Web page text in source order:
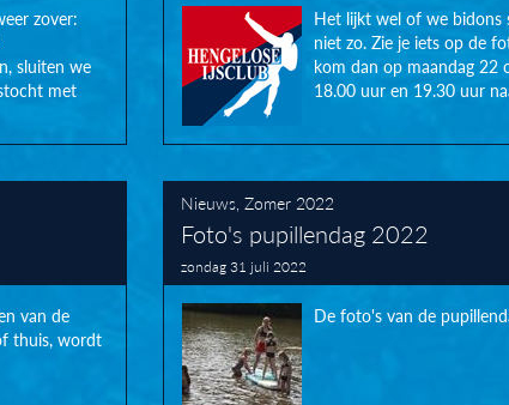
zover:
sluiten we
met
Het lijkt wel of we bidons
niet zo. Zie je iets op de
kom dan op maandag 22
18.00 uur en 19.30 uur
van de
thuis, wordt
Nieuws, Zomer 2022
Foto's pupillendag 2022
zondag 31 juli 2022
De foto's van de